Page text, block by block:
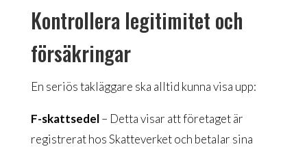
Kontrollera legitimitet och
försäkringar
En seriös takläggare ska alltid kunna visa upp:
F-skattsedel– Detta visar att företaget är
registrerat hos Skatteverket och betalar sina